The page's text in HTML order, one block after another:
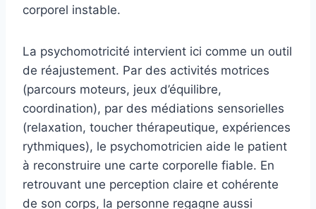
corporel instable.
La psychomotricité intervient ici comme un outil
de réajustement. Par des activités motrices
(parcours moteurs, jeux d’équilibre,
coordination), par des médiations sensorielles
(relaxation, toucher thérapeutique, expériences
rythmiques), le psychomotricien aide le patient
à reconstruire une carte corporelle fiable. En
retrouvant une perception claire et cohérente
de son corps, la personne regagne aussi